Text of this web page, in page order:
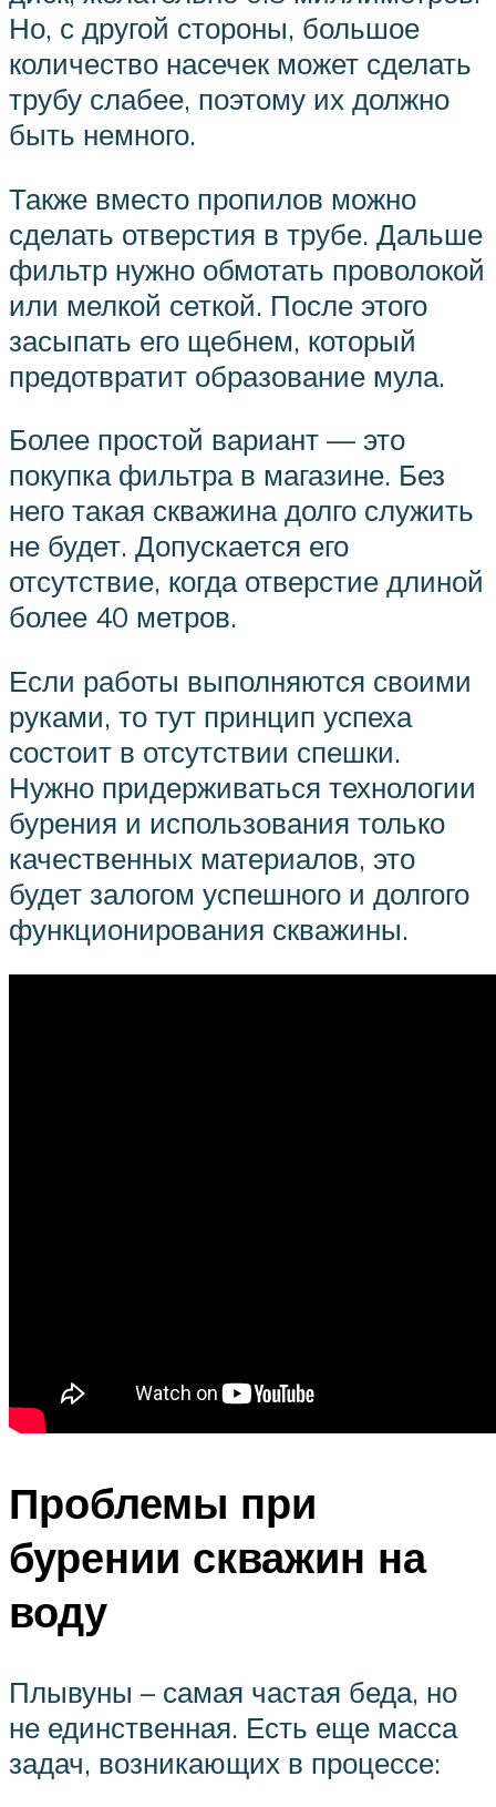
Но, с другой стороны, большое
количество насечек может сделать
трубу слабее, поэтому их должно
быть немного.
Также вместо пропилов можно
сделать отверстия в трубе. Дальше
фильтр нужно обмотать проволокой
или мелкой сеткой. После этого
засыпать его щебнем, который
предотвратит образование мула.
Более простой вариант — это
покупка фильтра в магазине. Без
него такая скважина долго служить
не будет. Допускается его
отсутствие, когда отверстие длиной
более 40 метров.
Если работы выполняются своими
руками, то тут принцип успеха
состоит в отсутствии спешки.
Нужно придерживаться технологии
бурения и использования только
качественных материалов, это
будет залогом успешного и долгого
функционирования скважины.
Проблемы при
бурении скважин на
воду
Плывуны – самая частая беда, но
не единственная. Есть еще масса
задач, возникающих в процессе: